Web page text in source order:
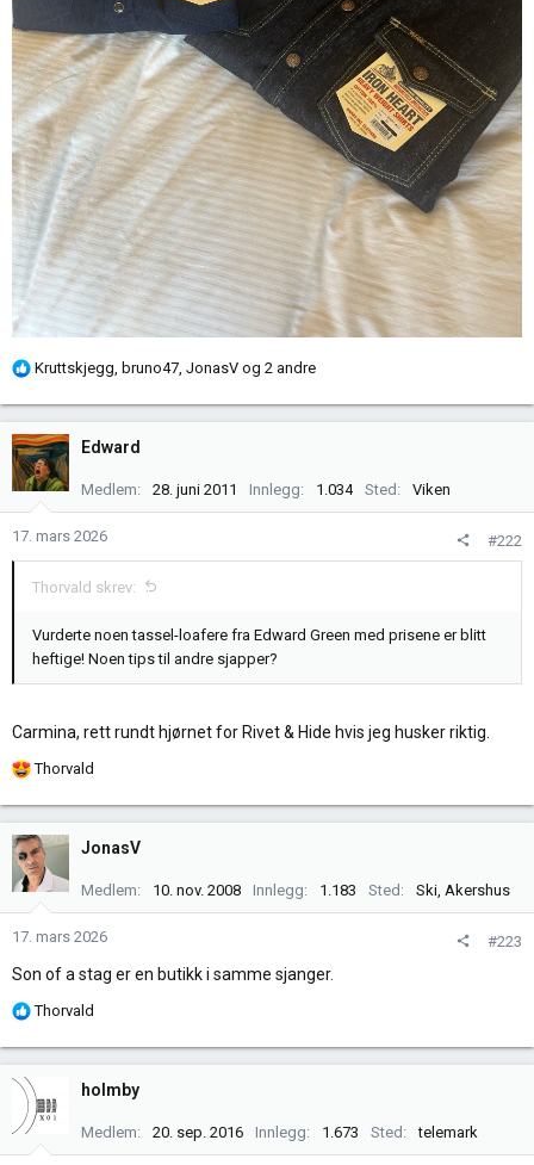
R
k
s
j
n
e
r
Kruttskjegg bruno47 JonasV og 2 andre
Edward
Medlem 28. juni 2011 Innlegg 1.034 Sted Viken
17. mars 2026 #222
Thorvald skrev:
Vurderte noen tassel-loafere fra Edward Green med prisene er blitt
heftige! Noen tips til andre sjapper?
Carmina, rett rundt hjørnet for Rivet & Hide hvis jeg husker riktig.
R
k
s
j
n
r
:
Thorvald
JonasV
Medlem 10. nov. 2008 Innlegg 1.183 Sted Ski, Akershus
17. mars 2026 #223
Son of a stag er en butikk i samme sjanger.
R
s
j
Thorvald
holmby
Medlem 20. sep. 2016 Innlegg 1.673 Sted telemark